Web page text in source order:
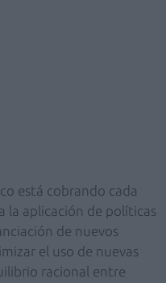
está cobrando cada
la aplicación de políticas
de nuevos
el uso de nuevas
racional entre